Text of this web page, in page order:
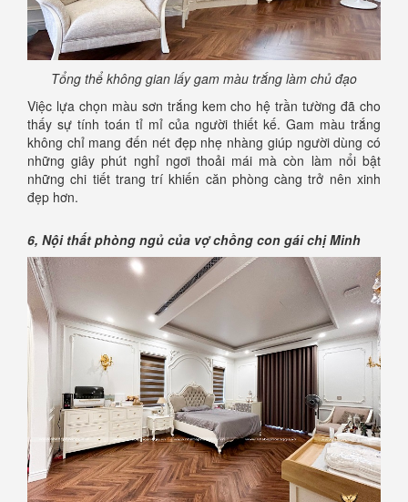
Tổng thể không gian lấy gam màu trắng làm chủ đạo
Việc lựa chọn màu sơn trắng kem cho hệ trần tường đã cho
thấy sự tính toán tỉ mỉ của người thiết kế. Gam màu trắng
không chỉ mang đến nét đẹp nhẹ nhàng giúp người dùng có
những giây phút nghỉ ngơi thoải mái mà còn làm nổi bật
những chi tiết trang trí khiến căn phòng càng trở nên xinh
đẹp hơn.
6, Nội thất phòng ngủ của vợ chồng con gái chị Minh